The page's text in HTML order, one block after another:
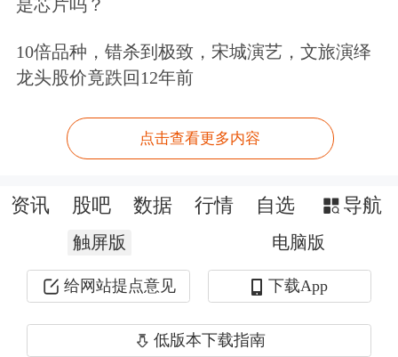
线。2015年1月，中资联创始人陈群被
授予“中国国际经济技术促进会”荣誉会
发展研究所”名誉所长、还获得了“互联
济人物”等奖项。
实际上，极目科技的隐忧早有端倪。公
开资料显示，其实极目科技早在去年就
已经开始裁员。去年12月底、今年2
是芯片吗？
10倍品种，错杀到极致，宋城演艺，文旅演绎
龙头股价竟跌回12年前
点击查看更多内容
资讯 股吧 数据 行情 自选 导航
触屏版 电脑版
给网站提点意见 下载App
低版本下载指南